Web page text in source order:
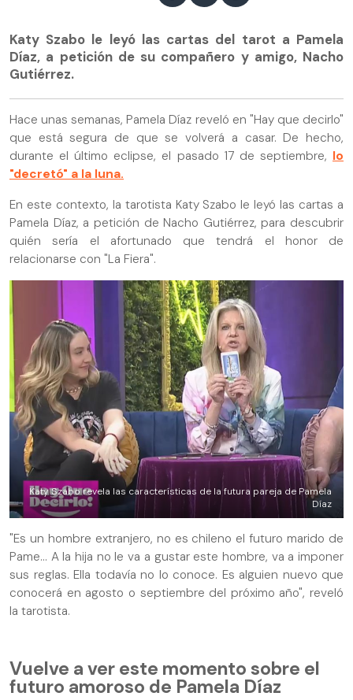
Katy Szabo le leyó las cartas del tarot a Pamela
Díaz, a petición de su compañero y amigo, Nacho
Gutiérrez.
Hace unas semanas, Pamela Díaz reveló en "Hay que decirlo"
que está segura de que se volverá a casar. De hecho,
durante el último eclipse, el pasado 17 de septiembre, lo
"decretó" a la luna.
En este contexto, la tarotista Katy Szabo le leyó las cartas a
Pamela Díaz, a petición de Nacho Gutiérrez, para descubrir
quién sería el afortunado que tendrá el honor de
relacionarse con "La Fiera".
Katy Szabo revela las características de la futura pareja de Pamela
Díaz
"Es un hombre extranjero, no es chileno el futuro marido de
Pame... A la hija no le va a gustar este hombre, va a imponer
sus reglas. Ella todavía no lo conoce. Es alguien nuevo que
conocerá en agosto o septiembre del próximo año", reveló
la tarotista.
Vuelve a ver este momento sobre el
futuro amoroso de Pamela Díaz